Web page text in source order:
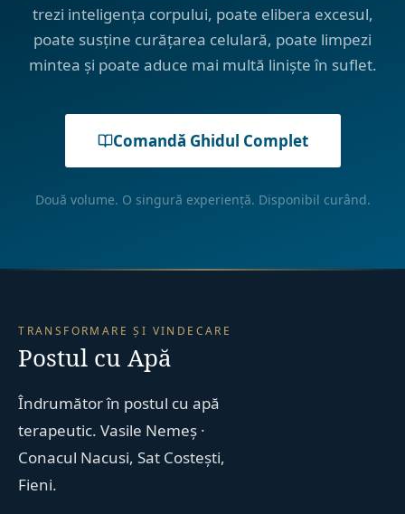
trezi inteligența corpului, poate elibera excesul,
poate susține curățarea celulară, poate limpezi
mintea și poate aduce mai multă liniște în suflet.
Comandă Ghidul Complet
Două volume. O singură experiență. Disponibil curând.
TRANSFORMARE ȘI VINDECARE
Postul cu Apă
Îndrumător în postul cu apă
terapeutic. Vasile Nemeș ·
Conacul Nacusi, Sat Costești,
Fieni.